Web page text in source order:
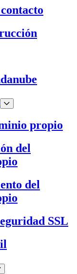
propio
del
del
SSL